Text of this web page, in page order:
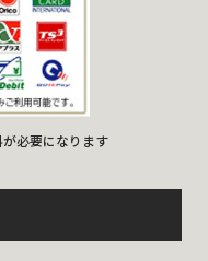
必要になります